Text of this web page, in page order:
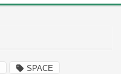
SPACE